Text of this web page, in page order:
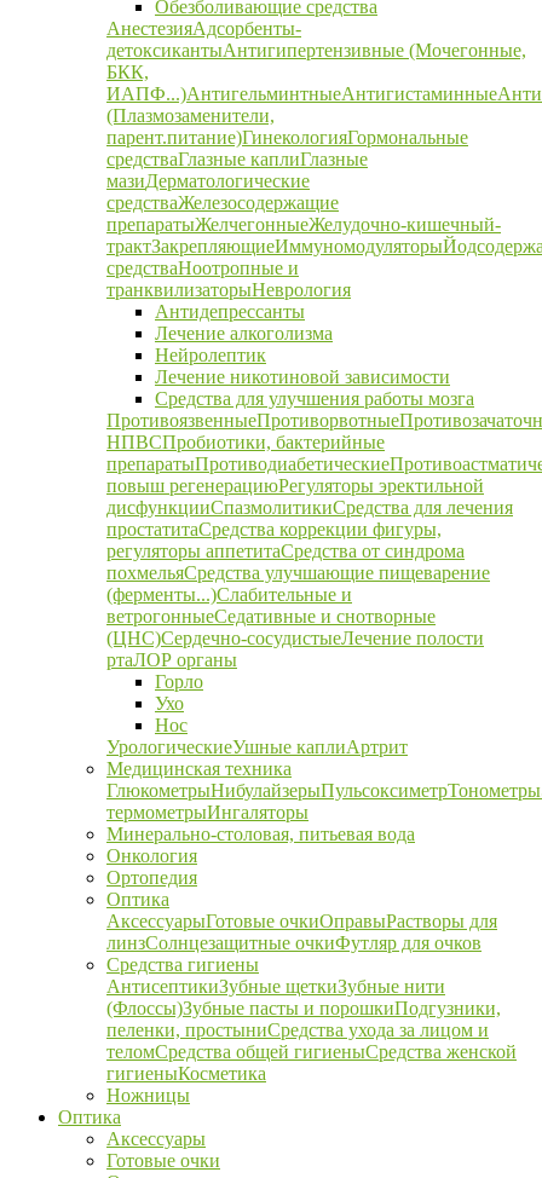
Обезболивающие средства
АнестезияАдсорбенты-
детоксикантыАнтигипертензивные (Мочегонные,
БКК,
ИАПФ...)АнтигельминтныеАнтигистаминные
(Плазмозаменители,
парент.питание)ГинекологияГормональные
средстваГлазные каплиГлазные
мазиДерматологические
средстваЖелезосодержащие
препаратыЖелчегонныеЖелудочно-кишечный-
трактЗакрепляющиеИммуномодуляторы
средстваНоотропные и
транквилизаторыНеврология
Антидепрессанты
Лечение алкоголизма
Нейролептик
Лечение никотиновой зависимости
Средства для улучшения работы мозга
ПротивоязвенныеПротиворвотные
НПВСПробиотики, бактерийные
препаратыПротиводиабетические
повыш регенерациюРегуляторы эректильной
дисфункцииСпазмолитикиСредства для лечения
простатитаСредства коррекции фигуры,
регуляторы аппетитаСредства от синдрома
похмельяСредства улучшающие пищеварение
(ферменты...)Слабительные и
ветрогонныеСедативные и снотворные
(ЦНС)Сердечно-сосудистыеЛечение полости
ртаЛОР органы
Горло
Ухо
Нос
УрологическиеУшные каплиАртрит
Медицинская техника
ГлюкометрыНибулайзерыПульсоксиметрТонометры
термометрыИнгаляторы
Минерально-столовая, питьевая вода
Онкология
Ортопедия
Оптика
АксессуарыГотовые очкиОправыРастворы для
линзСолнцезащитные очкиФутляр для очков
Средства гигиены
АнтисептикиЗубные щеткиЗубные нити
(Флоссы)Зубные пасты и порошкиПодгузники,
пеленки, простыниСредства ухода за лицом и
теломСредства общей гигиеныСредства женской
гигиеныКосметика
Ножницы
Оптика
Аксессуары
Готовые очки